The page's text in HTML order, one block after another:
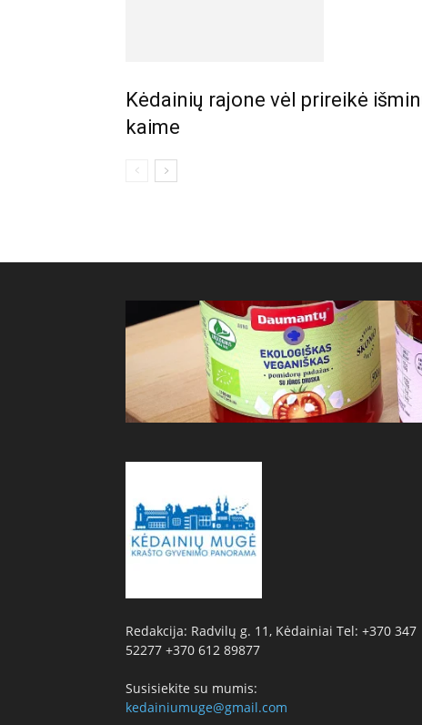
Kėdainių rajone vėl prireikė
kaime
Redakcija: Radvilų g. 11, Kėdainiai Tel: +370 347
52277 +370 612 89877
Susisiekite su mumis:
kedainiumuge@gmail.com